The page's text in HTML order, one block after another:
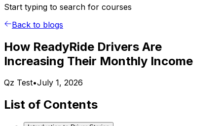
Start typing to search for courses
Back to blogs
How ReadyRide Drivers Are
Increasing Their Monthly Income
Qz Test•July 1, 2026
List of Contents